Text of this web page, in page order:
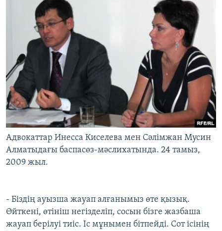
Адвокаттар Инесса Киселева мен Сәлімжан Мусин
Алматыдағы баспасөз-мәслихатында. 24 тамыз,
2009 жыл.
- Біздің ауызша жауап алғанымыз өте қызық.
Өйткені, өтініш негізделіп, сосын бізге жазбаша
жауап берілуі тиіс. Іс мұнымен бітпейді. Сот ісінің